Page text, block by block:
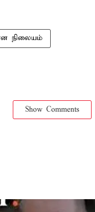
நிலையம்
Show Comments